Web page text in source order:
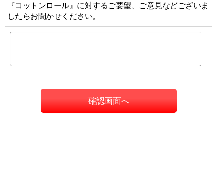
『コットンロール』に対するご要望、ご意見などございま
したらお聞かせください。
確認画面へ